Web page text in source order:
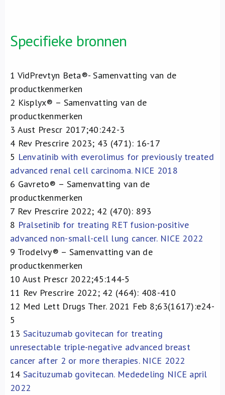
Specifieke bronnen
1 VidPrevtyn Beta®- Samenvatting van de
productkenmerken
2 Kisplyx® – Samenvatting van de
productkenmerken
3 Aust Prescr 2017;40:242-3
4 Rev Prescrire 2023; 43 (471): 16-17
5 Lenvatinib with everolimus for previously treated
advanced renal cell carcinoma. NICE 2018
6 Gavreto® – Samenvatting van de
productkenmerken
7 Rev Prescrire 2022; 42 (470): 893
8 Pralsetinib for treating RET fusion-positive
advanced non-small-cell lung cancer. NICE 2022
9 Trodelvy® – Samenvatting van de
productkenmerken
10 Aust Prescr 2022;45:144-5
11 Rev Prescrire 2022; 42 (464): 408-410
12 Med Lett Drugs Ther. 2021 Feb 8;63(1617):e24-
5
13 Sacituzumab govitecan for treating
unresectable triple-negative advanced breast
cancer after 2 or more therapies. NICE 2022
14 Sacituzumab govitecan. Mededeling NICE april
2022